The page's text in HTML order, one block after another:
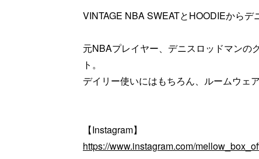
VINTAGE NBA SWEATとHOODIEからデ
元NBAプレイヤー、デニスロッドマンの
ト。
デイリー使いにはもちろん、ルームウェ
【Instagram】
https://www.instagram.com/